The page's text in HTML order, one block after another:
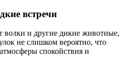
встречи
волки и другие дикие животные,
не слишком вероятно, что
спокойствия и